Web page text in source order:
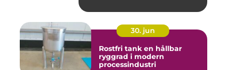
30. jun
Rostfri tank en hållbar
ryggrad i modern
processindustri